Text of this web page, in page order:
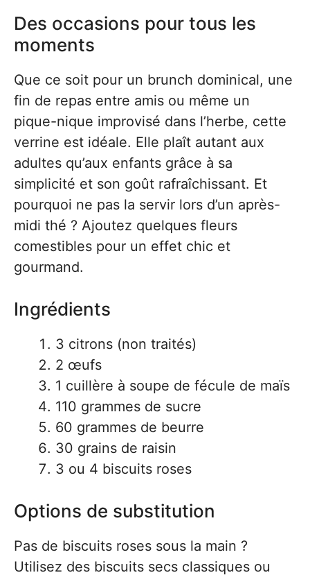
Des occasions pour tous les
moments
Que ce soit pour un brunch dominical, une
fin de repas entre amis ou même un
pique-nique improvisé dans l’herbe, cette
verrine est idéale. Elle plaît autant aux
adultes qu’aux enfants grâce à sa
simplicité et son goût rafraîchissant. Et
pourquoi ne pas la servir lors d’un après-
midi thé ? Ajoutez quelques fleurs
comestibles pour un effet chic et
gourmand.
Ingrédients
3 citrons (non traités)
2 œufs
1 cuillère à soupe de fécule de maïs
110 grammes de sucre
60 grammes de beurre
30 grains de raisin
3 ou 4 biscuits roses
Options de substitution
Pas de biscuits roses sous la main ?
Utilisez des biscuits secs classiques ou